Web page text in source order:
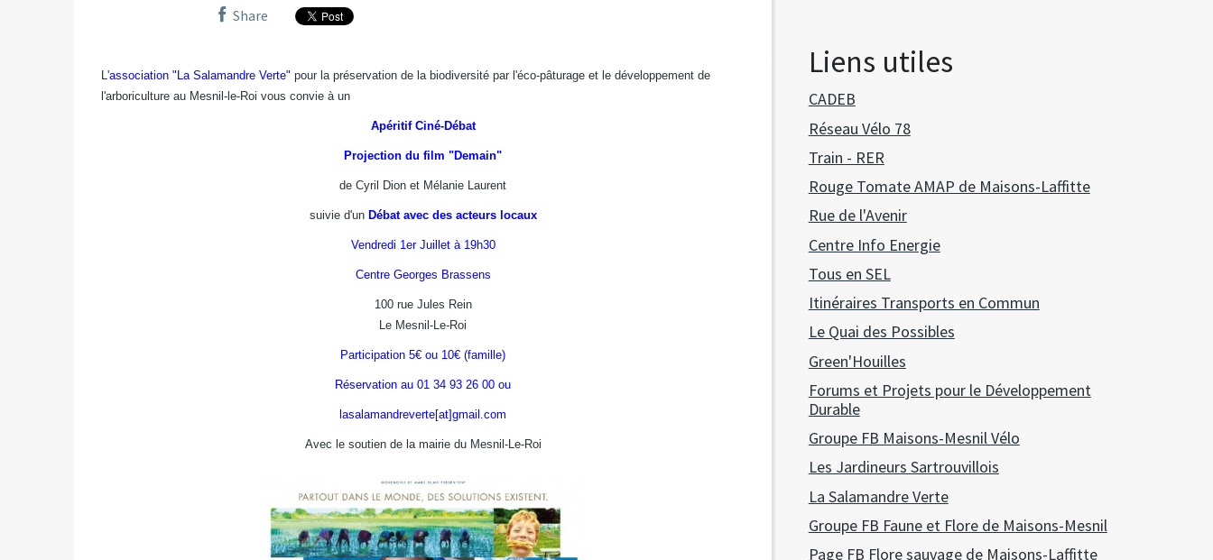
Share
L'association "La Salamandre Verte" pour la préservation de la biodiversité par l'éco-pâturage et le développement de
l'arboriculture au Mesnil-le-Roi vous convie à un
Apéritif Ciné-Débat
Projection du film "Demain"
de Cyril Dion et Mélanie Laurent
suivie d'un Débat avec des acteurs locaux
Vendredi 1er Juillet à 19h30
Centre Georges Brassens
100 rue Jules Rein
Le Mesnil-Le-Roi
Participation 5€ ou 10€ (famille)
Réservation au 01 34 93 26 00 ou
lasalamandreverte[at]gmail.com
Avec le soutien de la mairie du Mesnil-Le-Roi
Liens utiles
CADEB
Réseau Vélo 78
Train - RER
Rouge Tomate AMAP de Maisons-Laffitte
Rue de l'Avenir
Centre Info Energie
Tous en SEL
Itinéraires Transports en Commun
Le Quai des Possibles
Green'Houilles
Forums et Projets pour le Développement
Durable
Groupe FB Maisons-Mesnil Vélo
Les Jardineurs Sartrouvillois
La Salamandre Verte
Groupe FB Faune et Flore de Maisons-Mesnil
Page FB Flore sauvage de Maisons-Laffitte